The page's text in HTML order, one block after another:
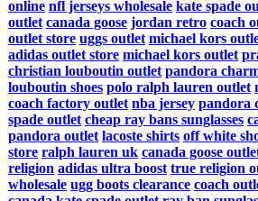
online nfl jerseys wholesale kate spade
outlet canada goose jordan retro coach
outlet store uggs outlet michael kors
adidas outlet store michael kors outlet
christian louboutin outlet pandora
louboutin shoes polo ralph lauren outlet
coach factory outlet nba jersey pandora
spade outlet cheap ray bans sunglasses
pandora outlet lacoste shirts off white
store ralph lauren uk canada goose
religion adidas ultra boost true religion
wholesale ugg boots clearance coach